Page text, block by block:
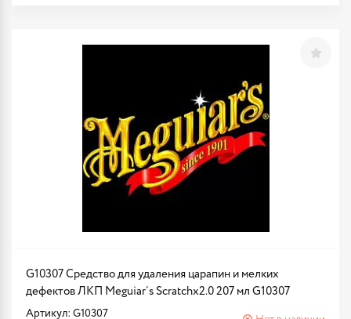
G10307 Средство для удаления царапин и мелких
дефектов ЛКП Meguiar’s Scratchx2.0 207 мл G10307
Артикул: G10307